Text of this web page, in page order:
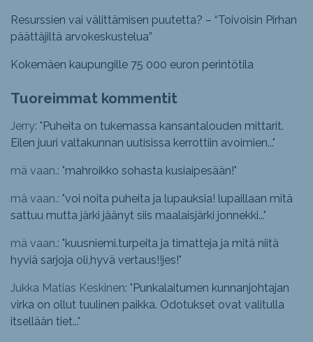
Resurssien vai välittämisen puutetta? – “Toivoisin Pirhan
päättäjiltä arvokeskustelua”
Kokemäen kaupungille 75 000 euron perintötila
Tuoreimmat kommentit
Jerry: "Puheita on tukemassa kansantalouden mittarit.
Eilen juuri valtakunnan uutisissa kerrottiin avoimien..."
mä vaan.: "mahroikko sohasta kusiaipesään!"
mä vaan.: "voi noita puheita ja lupauksia! lupaillaan mitä
sattuu mutta järki jäänyt siis maalaisjärki jonnekki..."
mä vaan.: "kuusniemi.turpeita ja timatteja ja mitä niitä
hyviä sarjoja oli,hyvä vertaus!!jes!"
Jukka Matias Keskinen: "Punkalaitumen kunnanjohtajan
virka on ollut tuulinen paikka. Odotukset ovat valitulla
itsellään tiet..."